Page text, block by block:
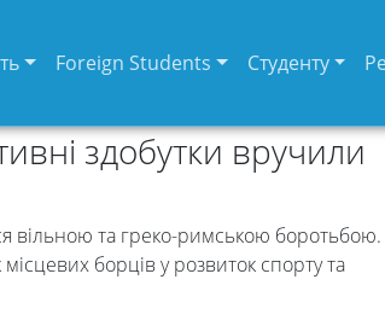
Foreign Students Студенту
здобутки вручили
вільною та греко-римською боротьбою.
борців у розвиток спорту та